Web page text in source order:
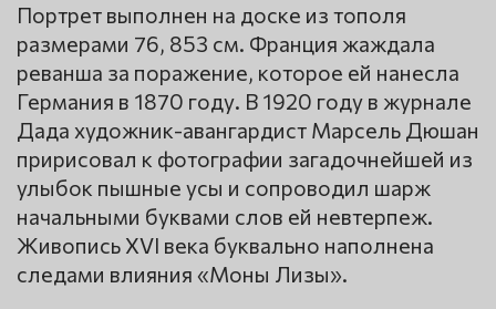
Портрет выполнен на доске из тополя
размерами 76, 853 см. Франция жаждала
реванша за поражение, которое ей нанесла
Германия в 1870 году. В 1920 году в журнале
Дада художник-авангардист Марсель Дюшан
пририсовал к фотографии загадочнейшей из
улыбок пышные усы и сопроводил шарж
начальными буквами слов ей невтерпеж.
Живопись XVI века буквально наполнена
следами влияния «Моны Лизы».